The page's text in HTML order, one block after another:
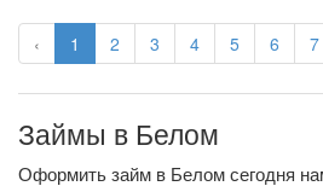
‹ 1 2 3 4 5 6 7
Займы в Белом
Оформить займ в Белом сегодня